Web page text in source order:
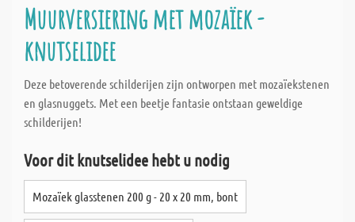
Muurversiering met mozaïek -
knutselidee
Deze betoverende schilderijen zijn ontworpen met mozaïekstenen
en glasnuggets. Met een beetje fantasie ontstaan geweldige
schilderijen!
Voor dit knutselidee hebt u nodig
Mozaïek glasstenen 200 g - 20 x 20 mm, bont